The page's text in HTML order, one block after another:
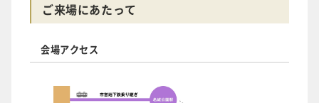
ご来場にあたって
会場アクセス